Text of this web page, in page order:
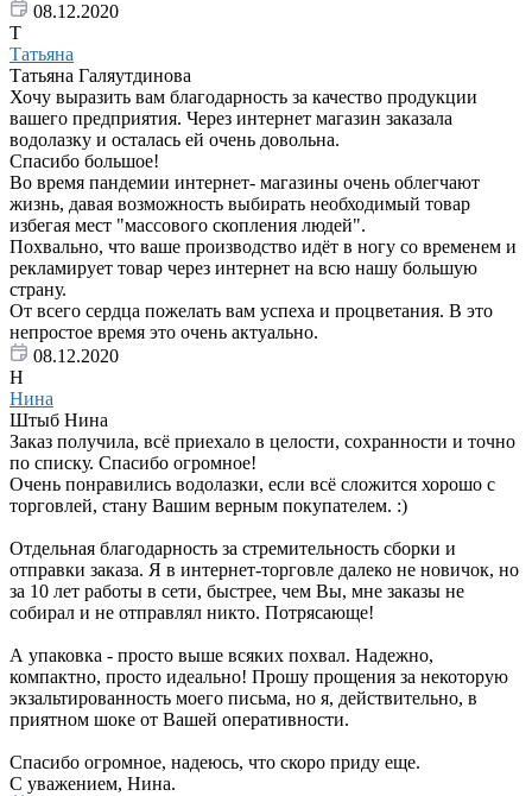
08.12.2020
Т
Татьяна
Татьяна Галяутдинова
Хочу выразить вам благодарность за качество продукции
вашего предприятия. Через интернет магазин заказала
водолазку и осталась ей очень довольна.
Спасибо большое!
Во время пандемии интернет- магазины очень облегчают
жизнь, давая возможность выбирать необходимый товар
избегая мест "массового скопления людей".
Похвально, что ваше производство идёт в ногу со временем и
рекламирует товар через интернет на всю нашу большую
страну.
От всего сердца пожелать вам успеха и процветания. В это
непростое время это очень актуально.
08.12.2020
Н
Нина
Штыб Нина
Заказ получила, всё приехало в целости, сохранности и точно
по списку. Спасибо огромное!
Очень понравились водолазки, если всё сложится хорошо с
торговлей, стану Вашим верным покупателем. :)
Отдельная благодарность за стремительность сборки и
отправки заказа. Я в интернет-торговле далеко не новичок, но
за 10 лет работы в сети, быстрее, чем Вы, мне заказы не
собирал и не отправлял никто. Потрясающе!
А упаковка - просто выше всяких похвал. Надежно,
компактно, просто идеально! Прошу прощения за некоторую
экзальтированность моего письма, но я, действительно, в
приятном шоке от Вашей оперативности.
Спасибо огромное, надеюсь, что скоро приду еще.
С уважением, Нина.